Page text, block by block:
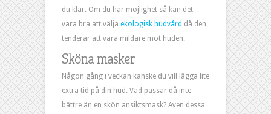
du klar. Om du har möjlighet så kan det
vara bra att välja ekologisk hudvård då den
tenderar att vara mildare mot huden.
Sköna masker
Någon gång i veckan kanske du vill lägga lite
extra tid på din hud. Vad passar då inte
bättre än en skön ansiktsmask? Även dessa